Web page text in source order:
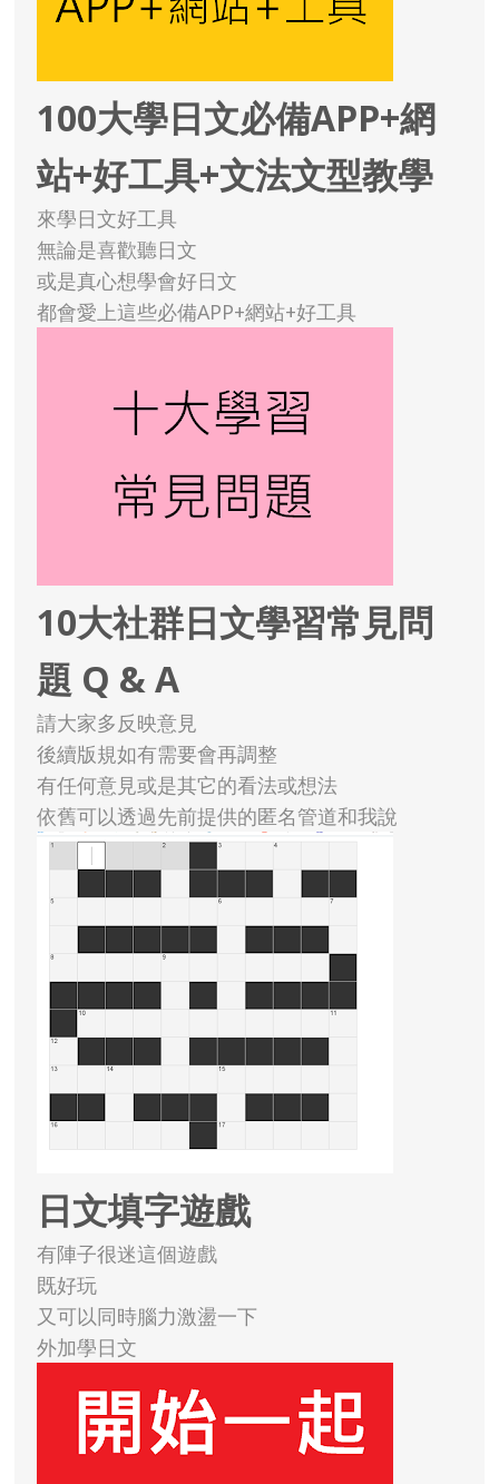
100大學日文必備APP+網
站+好工具+文法文型教學
來學日文好工具
無論是喜歡聽日文
或是真心想學會好日文
都會愛上這些必備APP+網站+好工具
10大社群日文學習常見問
題 Q & A
請大家多反映意見
後續版規如有需要會再調整
有任何意見或是其它的看法或想法
依舊可以透過先前提供的匿名管道和我說
有陣子很迷這個遊戲
既好玩
又可以同時腦力激盪一下
外加學日文